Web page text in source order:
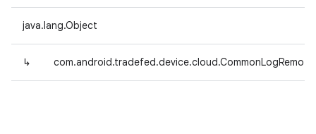
java.lang.Object
↳